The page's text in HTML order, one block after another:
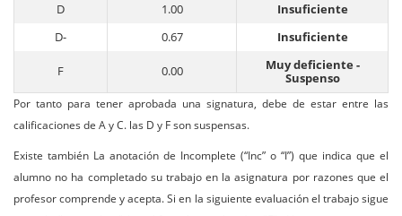
D
1.00
Insuficiente
D-
0.67 Insuficiente
F 0.00
Muy deficiente -
Suspenso
Por tanto para tener aprobada una signatura, debe de estar entre las
calificaciones de A y C. las D y F son suspensas.
Existe también La anotación de Incomplete (“Inc” o “I”) que indica que el
alumno no ha completado su trabajo en la asignatura por razones que el
profesor comprende y acepta. Si en la siguiente evaluación el trabajo sigue